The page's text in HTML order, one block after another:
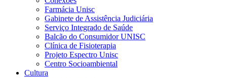
Farmácia Unisc
Gabinete de Assistência Judiciária
Serviço Integrado de Saúde
Balcão do Consumidor UNISC
Clínica de Fisioterapia
Projeto Espectro Unisc
Centro Socioambiental
Cultura